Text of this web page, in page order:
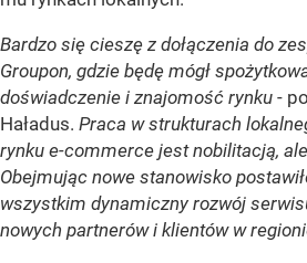
Bardzo się cieszę z dołączenia do
Groupon, gdzie będę mógł
doświadczenie i znajomość rynku -
Haładus. Praca w strukturach
rynku e-commerce jest nobilitacją,
Obejmując nowe stanowisko
wszystkim dynamiczny rozwój
nowych partnerów i klientów w